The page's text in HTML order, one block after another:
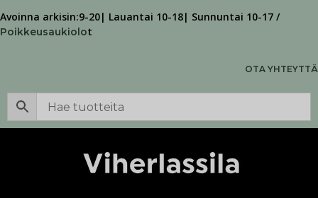
Avoinna arkisin:9-20| Lauantai 10-18| Sunnuntai 10-17 /
Poikkeusaukiolot
OTA YHTEYTTÄ